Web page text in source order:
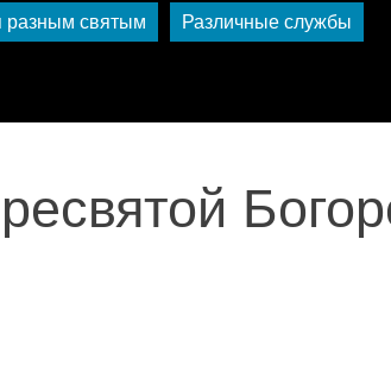
разным святым Различные службы